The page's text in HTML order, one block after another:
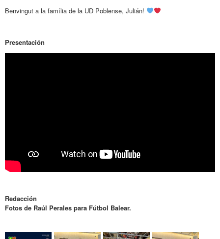
Benvingut a la família de la UD Poblense, Julián!
Presentación
Redacción
Fotos de Raúl Perales para Fútbol Balear.